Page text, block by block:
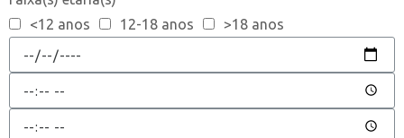
<12 anos
12-18 anos >18 anos